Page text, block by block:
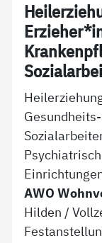
AWO
Hilden /